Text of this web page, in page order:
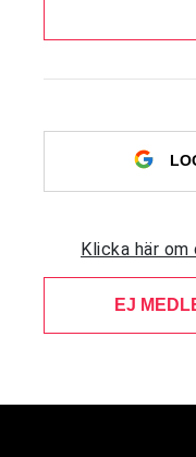
Klicka här
EJ